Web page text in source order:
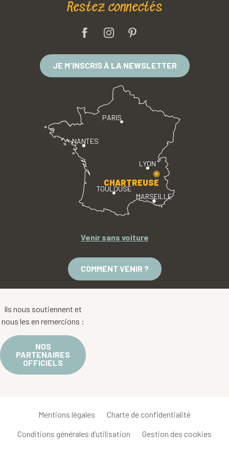
Restez connectés
JE M'INSCRIS À LA NEWSLETTER
PARIS
LYON
TOULOUSE
MARSEILLE
NANTES
CHARTREUSE
Venir sans voiture
COMMENT VENIR ?
Ils nous soutiennent et
nous les en remercions :
NOS
PARTENAIRES
OFFICIELS
Mentions légales Charte de confidentialité
Conditions générales d’utilisation Gestion des cookies